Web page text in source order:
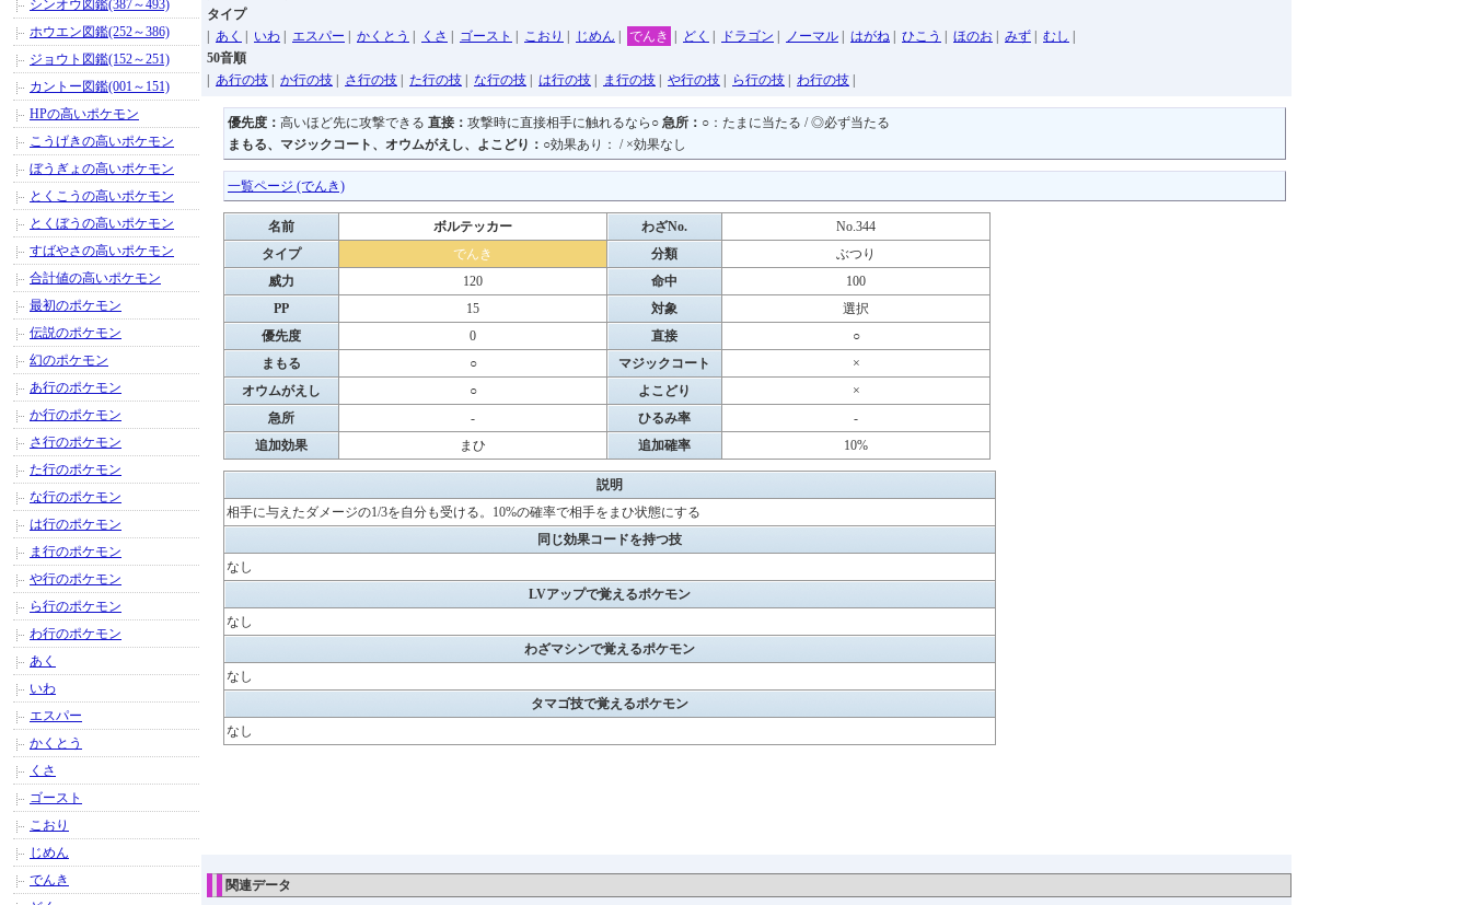
タイプ
あく いわ エスパー かくとう くさ ゴースト こおり じめん でんき どく ドラゴン ノーマル はがね ひこう ほのお みず むし
50音順
あ行の技 か行の技 さ行の技 た行の技 な行の技 は行の技 ま行の技 や行の技 ら行の技 わ行の技
優先度： 高いほど先に攻撃できる 直接： 攻撃時に直接相手に触れるなら○ 急所： ○：たまに当たる / ◎必ず当たる
まもる、マジックコート、オウムがえし、よこどり： ○効果あり： / ×効果なし
一覧ページ (でんき)
名前 ボルテッカー わざNo.
No.344
タイプ
でんき 分類
ぶつり
威力
120 命中
100
PP
15 対象
選択
優先度
0 直接
○
まもる
○ マジックコート
×
オウムがえし
○ よこどり
×
急所
- ひるみ率
-
追加効果
まひ 追加確率 10%
説明
相手に与えたダメージの1/3を自分も受ける。10%の確率で相手をまひ状態にする
同じ効果コードを持つ技
なし
LVアップで覚えるポケモン
なし
わざマシンで覚えるポケモン
なし
タマゴ技で覚えるポケモン
なし
関連データ
シンオウ図鑑(387～493)
ホウエン図鑑(252～386)
ジョウト図鑑(152～251)
カントー図鑑(001～151)
HPの高いポケモン
こうげきの高いポケモン
ぼうぎょの高いポケモン
とくこうの高いポケモン
とくぼうの高いポケモン
すばやさの高いポケモン
合計値の高いポケモン
最初のポケモン
伝説のポケモン
幻のポケモン
あ行のポケモン
か行のポケモン
さ行のポケモン
た行のポケモン
な行のポケモン
は行のポケモン
ま行のポケモン
や行のポケモン
ら行のポケモン
わ行のポケモン
あく
いわ
エスパー
かくとう
くさ
ゴースト
こおり
じめん
でんき